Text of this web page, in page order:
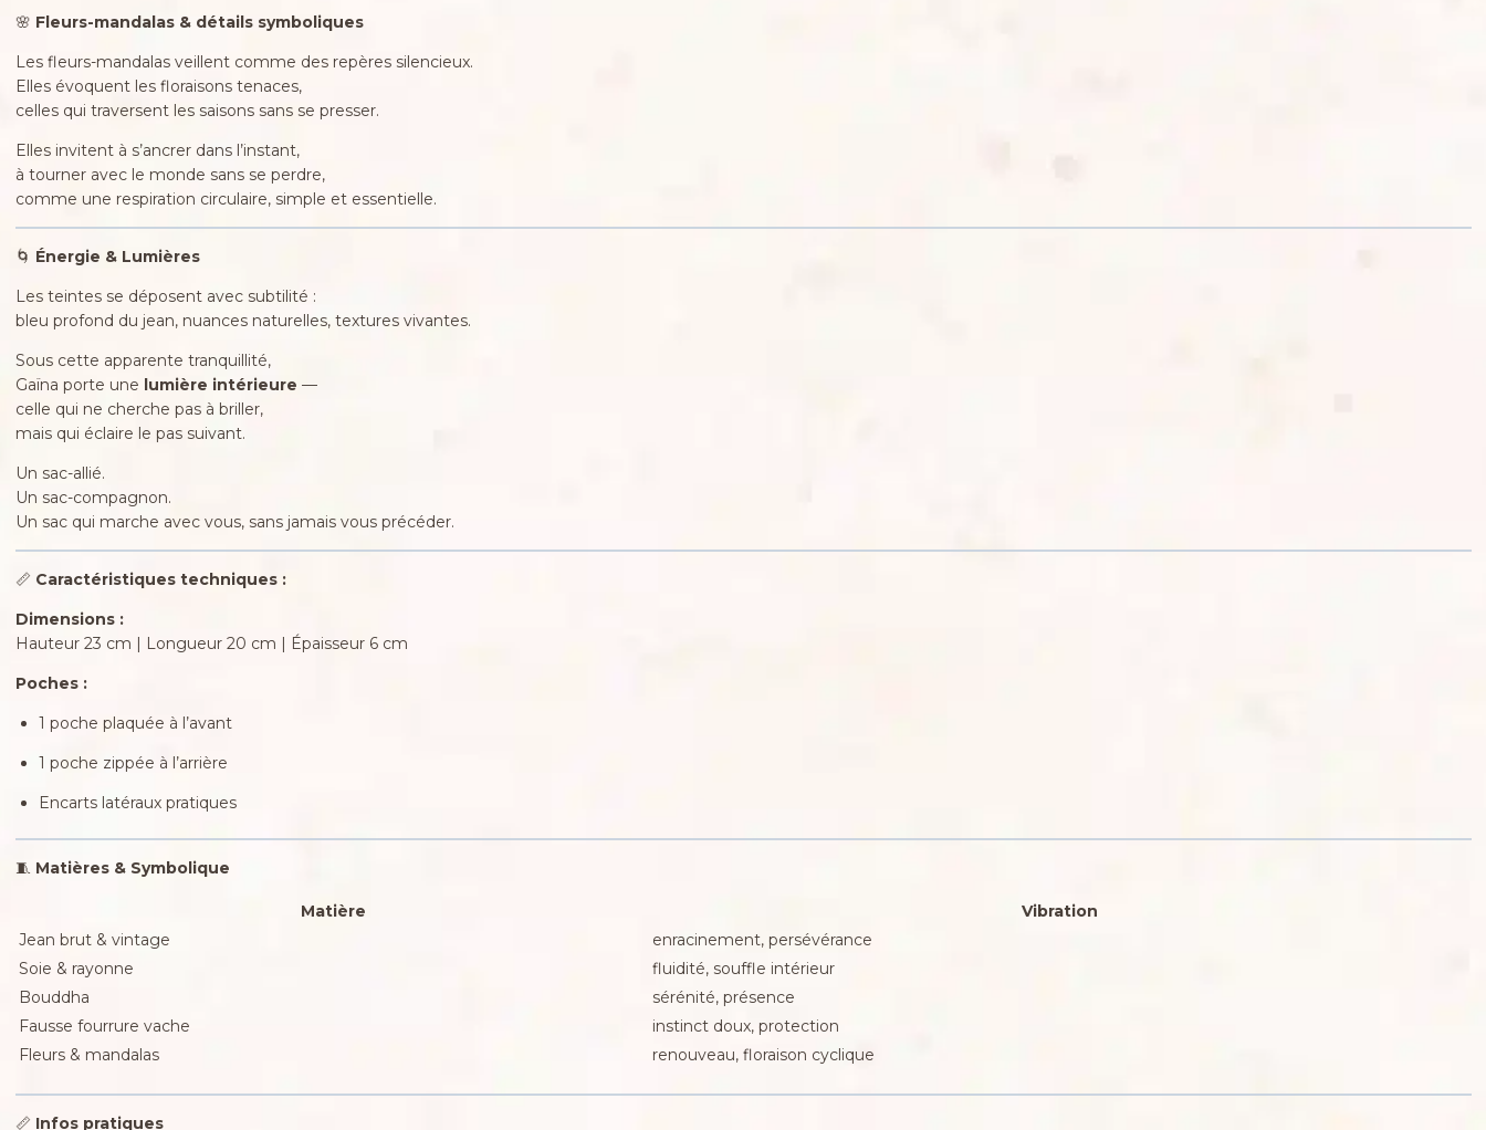
🌸 Fleurs-mandalas & détails symboliques
Les fleurs-mandalas veillent comme des repères silencieux.
Elles évoquent les floraisons tenaces,
celles qui traversent les saisons sans se presser.
Elles invitent à s’ancrer dans l’instant,
à tourner avec le monde sans se perdre,
comme une respiration circulaire, simple et essentielle.
🌀 Énergie & Lumières
Les teintes se déposent avec subtilité :
bleu profond du jean, nuances naturelles, textures vivantes.
Sous cette apparente tranquillité,
Gaïna porte une lumière intérieure —
celle qui ne cherche pas à briller,
mais qui éclaire le pas suivant.
Un sac-allié.
Un sac-compagnon.
Un sac qui marche avec vous, sans jamais vous précéder.
📏 Caractéristiques techniques :
Dimensions :
Hauteur 23 cm | Longueur 20 cm | Épaisseur 6 cm
Poches :
1 poche plaquée à l’avant
1 poche zippée à l’arrière
Encarts latéraux pratiques
🧵 Matières & Symbolique
Matière
Vibration
Jean brut & vintage
enracinement, persévérance
Soie & rayonne
fluidité, souffle intérieur
Bouddha
sérénité, présence
Fausse fourrure vache
instinct doux, protection
Fleurs & mandalas
renouveau, floraison cyclique
📏 Infos pratiques